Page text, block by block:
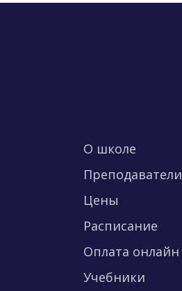
О школе
Преподаватели
Цены
Расписание
Оплата онлайн
Учебники